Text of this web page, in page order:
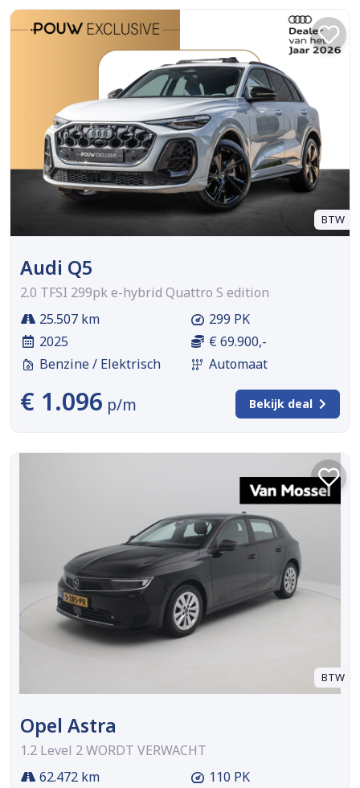
BTW
Audi Q5
2.0 TFSI 299pk e-hybrid Quattro S edition
25.507 km
2025
Benzine / Elektrisch
299 PK
€ 69.900,-
Automaat
€ 1.096 p/m Bekijk deal
BTW
Opel Astra
1.2 Level 2 WORDT VERWACHT
62.472 km
110 PK